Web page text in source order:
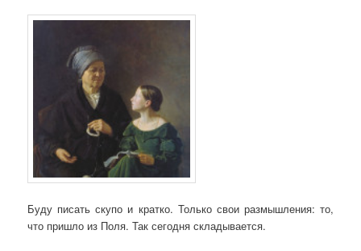
Буду писать скупо и кратко. Только свои размышления: то,
что пришло из Поля. Так сегодня складывается.